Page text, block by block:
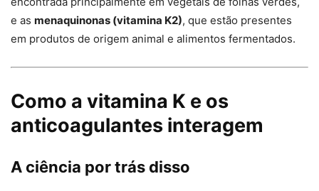
e as menaquinonas (vitamina K2), que estão presentes
em produtos de origem animal e alimentos fermentados.
Como a vitamina K e os
anticoagulantes interagem
A ciência por trás disso